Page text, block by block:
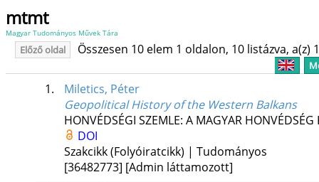
mtmt
Magyar Tudományos Művek Tára
Előző oldal Összesen 10 elem 1 oldalon, 10 listázva, a(z)
1.
Miletics, Péter
Geopolitical History of the Western Balkans
HONVÉDSÉGI SZEMLE: A MAGYAR
DOI
Szakcikk (Folyóiratcikk) | Tudományos
[36482773] [Admin láttamozott]